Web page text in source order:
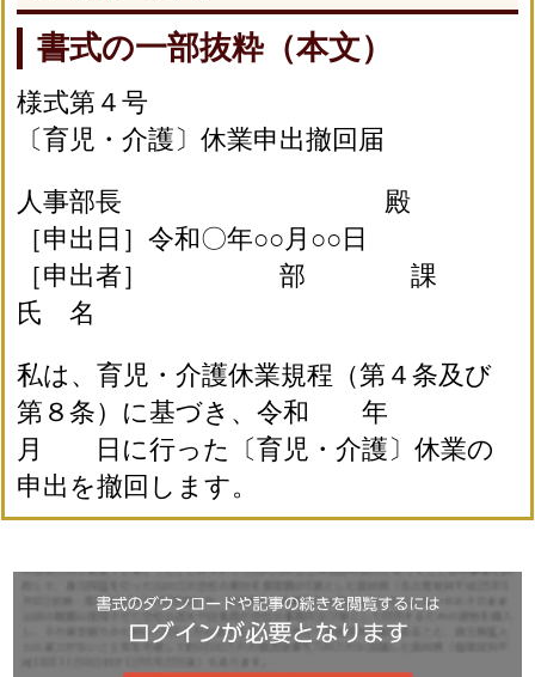
書式の一部抜粋（本文）
様式第４号
〔育児・介護〕休業申出撤回届
人事部長 殿
［申出日］令和〇年○○月○○日
［申出者］ 部 課
氏 名
私は、育児・介護休業規程（第４条及び
第８条）に基づき、令和 年
月 日に行った〔育児・介護〕休業の
申出を撤回します。